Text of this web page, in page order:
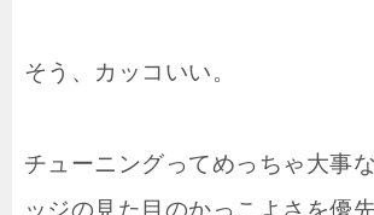
そう、カッコいい。
チューニングってめっちゃ大事
ッジの見た目のかっこよさを優